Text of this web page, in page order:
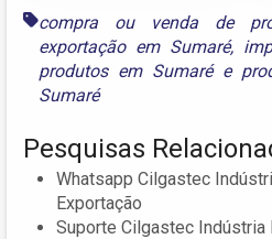
compra ou venda de
exportação em Sumaré,
produtos em Sumarée
Sumaré
Pesquisas
Whatsapp Cilgastec
Exportação
Suporte Cilgastec Indústria